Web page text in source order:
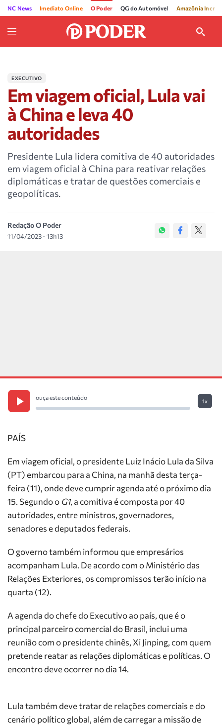
NC News Imediato Online O Poder QG do Automóvel Amazônia
EXECUTIVO
Em viagem oficial, Lula vai
à China e leva 40
autoridades
Presidente Lula lidera comitiva de 40 autoridades
em viagem oficial à China para reativar relações
diplomáticas e tratar de questões comerciais e
geopolíticas.
Redação O Poder
11/04/2023 - 13h13
ouça este conteúdo
1x
PAÍS
Em viagem oficial, o presidente Luiz Inácio Lula da Silva
(PT) embarcou para a China, na manhã desta terça-
feira (11), onde deve cumprir agenda até o próximo dia
15. Segundo o G1, a comitiva é composta por 40
autoridades, entre ministros, governadores,
senadores e deputados federais.
O governo também informou que empresários
acompanham Lula. De acordo com o Ministério das
Relações Exteriores, os compromissos terão início na
quarta (12).
A agenda do chefe do Executivo ao país, que é o
principal parceiro comercial do Brasil, inclui uma
reunião com o presidente chinês, Xi Jinping, com quem
pretende reatar as relações diplomáticas e políticas. O
encontro deve ocorrer no dia 14.
Lula também deve tratar de relações comerciais e do
cenário político global, além de carregar a missão de